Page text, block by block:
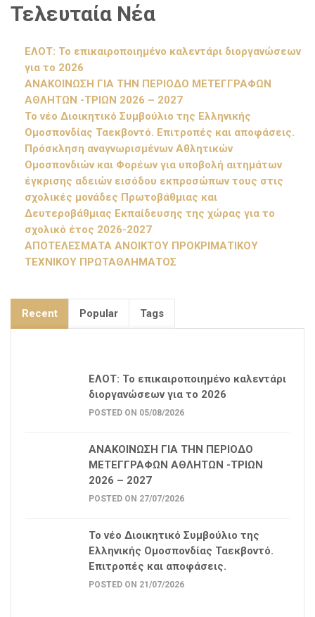
Τελευταία Νέα
ΕΛΟΤ: Το επικαιροποιημένο καλεντάρι διοργανώσεων
για το 2026
ΑΝΑΚΟΙΝΩΣΗ ΓΙΑ ΤΗΝ ΠΕΡΙΟΔΟ ΜΕΤΕΓΓΡΑΦΩΝ
ΑΘΛΗΤΩΝ -ΤΡΙΩΝ 2026 – 2027
Το νέο Διοικητικό Συμβούλιο της Ελληνικής
Ομοσπονδίας Ταεκβοντό. Επιτροπές και αποφάσεις.
Πρόσκληση αναγνωρισμένων Αθλητικών
Ομοσπονδιών και Φορέων για υποβολή αιτημάτων
έγκρισης αδειών εισόδου εκπροσώπων τους στις
σχολικές μονάδες Πρωτοβάθμιας και
Δευτεροβάθμιας Εκπαίδευσης της χώρας για το
σχολικό έτος 2026-2027
ΑΠΟΤΕΛΕΣΜΑΤΑ ΑΝΟΙΚΤΟΥ ΠΡΟΚΡΙΜΑΤΙΚΟΥ
ΤΕΧΝΙΚΟΥ ΠΡΩΤΑΘΛΗΜΑΤΟΣ
Recent Popular Tags
ΕΛΟΤ: Το επικαιροποιημένο καλεντάρι
διοργανώσεων για το 2026
POSTED ON 05/08/2026
ΑΝΑΚΟΙΝΩΣΗ ΓΙΑ ΤΗΝ ΠΕΡΙΟΔΟ
ΜΕΤΕΓΓΡΑΦΩΝ ΑΘΛΗΤΩΝ -ΤΡΙΩΝ
2026 – 2027
POSTED ON 27/07/2026
Το νέο Διοικητικό Συμβούλιο της
Ελληνικής Ομοσπονδίας Ταεκβοντό.
Επιτροπές και αποφάσεις.
POSTED ON 21/07/2026